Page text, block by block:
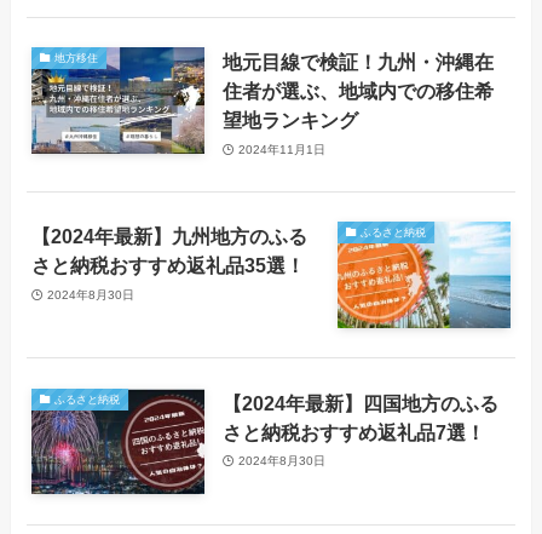
地方移住
地元目線で検証！九州・沖縄在
住者が選ぶ、地域内での移住希
望地ランキング
2024年11月1日
ふるさと納税
【2024年最新】九州地方のふる
さと納税おすすめ返礼品35選！
2024年8月30日
ふるさと納税
【2024年最新】四国地方のふる
さと納税おすすめ返礼品7選！
2024年8月30日